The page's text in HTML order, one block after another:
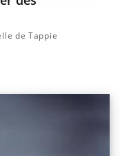
de Tappie